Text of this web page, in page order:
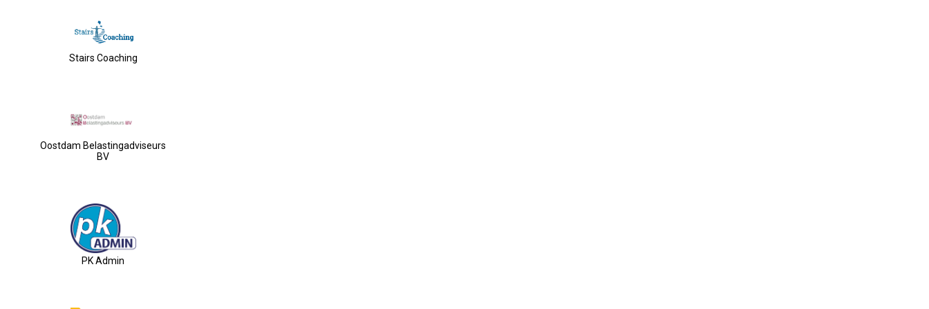
Stairs Coaching
Oostdam Belastingadviseurs
BV
PK Admin